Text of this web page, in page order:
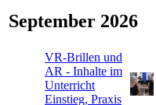
September 2026
VR-Brillen und
AR - Inhalte im
Unterricht
Einstieg, Praxis